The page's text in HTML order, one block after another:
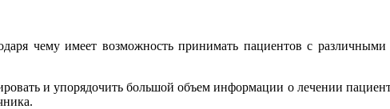
чему имеет возможность принимать пациентов с различными
и упорядочить большой объем информации о лечении